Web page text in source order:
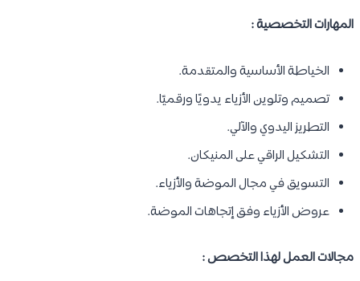
المهارات التخصصية :
الخياطة الأساسية والمتقدمة.
تصميم وتلوين الأزياء يدويًا ورقميًا.
التطريز اليدوي والآلي.
التشكيل الراقي على المنيكان.
التسويق في مجال الموضة والأزياء.
عروض الأزياء وفق إتجاهات الموضة.
مجالات العمل لهذا التخصص :